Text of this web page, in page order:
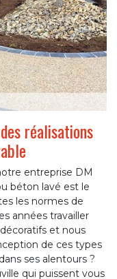
réalisations
entreprise DM
béton lavé est le
les normes de
années travailler
et nous
de ces types
ses alentours ?
qui puissent vous